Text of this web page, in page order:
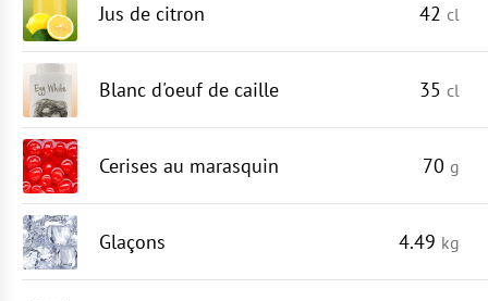
Jus de citron 42 cl
Blanc d'oeuf de caille 35 cl
Cerises au marasquin 70 g
Glaçons 4.49 kg